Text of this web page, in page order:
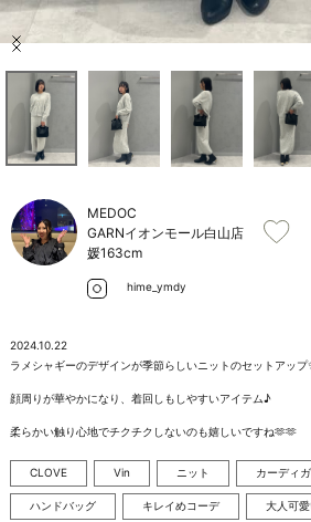
店舗検索
サイズガイド
ご利用ガイド/ヘルプ
Item
MEDOC
GARNイオンモール白山店
媛163cm
hime_ymdy
2024.10.22
ラメシャギーのデザインが季節らしいニットのセットアップ
顔周りが華やかになり、着回しもしやすいアイテム♪
柔らかい触り心地でチクチクしないのも嬉しいですね🫶🫶
CLOVE Vin ニット カーディ
ハンドバッグ キレイめコーデ 大人可